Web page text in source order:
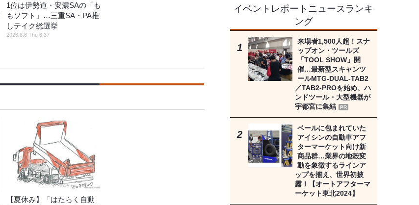
1位は伊勢道・安濃SAの「も
もソフト」…三重SA・PA推
しテイク総選挙
2026.8.6 Thu 6:37
【夏休み】「はたらく自動
イベントレポートニュースランキ
ング
来場者1,500人超！スナ
ップオン・ツールズ
「TOOL SHOW」開
催…最新型スキャンツ
ールMTG-DUAL-TAB2
／TAB2-PROを始め、ハ
ンドツール・大型機器が
宇都宮に集結
PR
ベールに包まれていた
アイシンの自動車アフ
ターマーケット向け新
商品群…業界の地殻変
動を象徴するラインア
ップを揃え、世界初披
露！【オートアフターマ
ーケット東北2024】